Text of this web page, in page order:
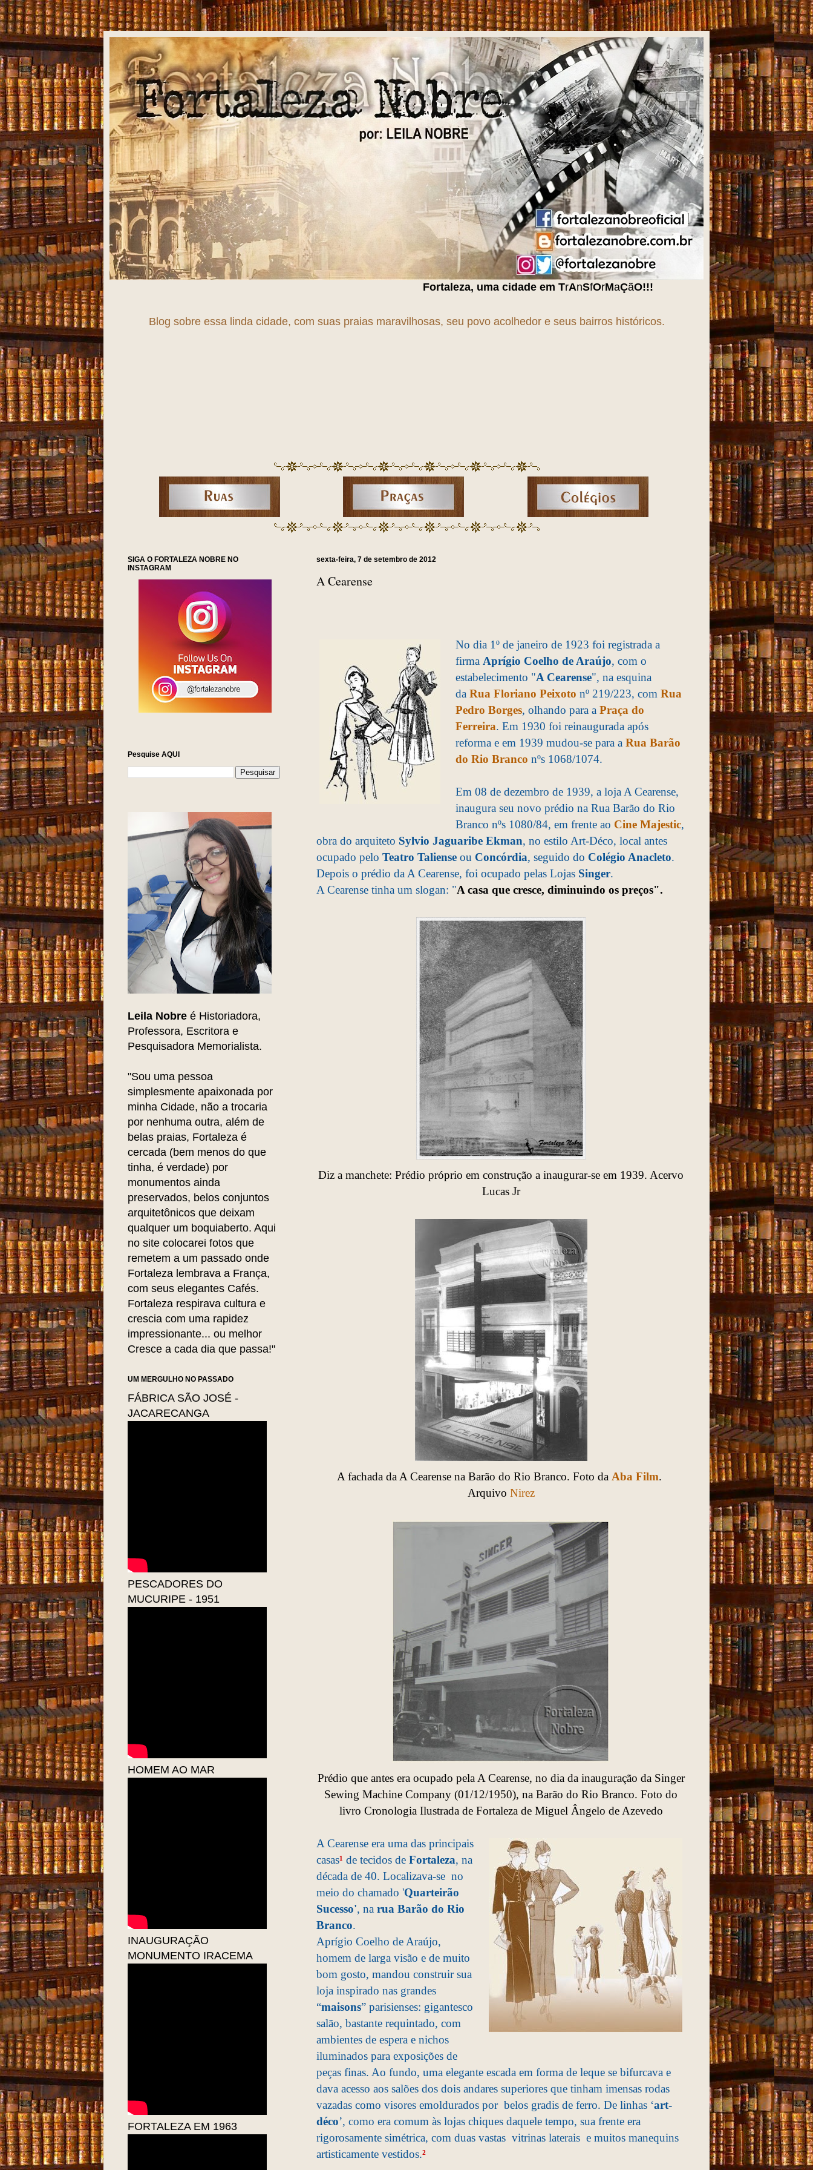
Fortaleza, uma cidade emTr AnSfOrMaÇã O!!!
Blog sobre essa linda cidade, com suas praias maravilhosas, seu povo acolhedor e seus bairros históricos.
sexta-feira, 7 de setembro de 2012
A Cearense
No dia 1º de janeiro de 1923 foi registrada a
firma Aprígio Coelho de Araújo, com o
estabelecimento "A Cearense", na esquina
da Rua Floriano Peixoto nº 219/223, com Rua
Pedro Borges, olhando para a Praça do
Ferreira. Em 1930 foi reinaugurada após
reforma e em 1939 mudou-se para a Rua Barão
do Rio Branco nºs 1068/1074.
Em 08 de dezembro de 1939, a loja A Cearense,
inaugura seu novo prédio na Rua Barão do Rio
Branco nºs 1080/84, em frente ao Cine Majestic,
obra do arquiteto Sylvio Jaguaribe Ekman, no estilo Art-Déco, local antes
ocupado pelo Teatro Taliense ou Concórdia, seguido do Colégio Anacleto.
Depois o prédio da A Cearense, foi ocupado pelas Lojas Singer.
A Cearense tinha um slogan: "A casa que cresce, diminuindo os preços".
Diz a manchete: Prédio próprio em construção a inaugurar-se em 1939. Acervo
Lucas Jr
A fachada da A Cearense na Barão do Rio Branco. Foto da Aba Film.
Arquivo Nirez
Prédio que antes era ocupado pela A Cearense, no dia da inauguração da Singer
Sewing Machine Company (01/12/1950), na Barão do Rio Branco. Foto do
livro Cronologia Ilustrada de Fortaleza de Miguel Ângelo de Azevedo
A Cearense era uma das principais
casas¹ de tecidos de Fortaleza, na
década de 40. Localizava-se no
meio do chamado 'Quarteirão
Sucesso', na rua Barão do Rio
Branco.
Aprígio Coelho de Araújo,
homem de larga visão e de muito
bom gosto, mandou construir sua
loja inspirado nas grandes
“maisons” parisienses: gigantesco
salão, bastante requintado, com
ambientes de espera e nichos
iluminados para exposições de
peças finas. Ao fundo, uma elegante escada em forma de leque se bifurcava e
dava acesso aos salões dos dois andares superiores que tinham imensas rodas
vazadas como visores emoldurados por belos gradis de ferro. De linhas ‘art-
déco’, como era comum às lojas chiques daquele tempo, sua frente era
rigorosamente simétrica, com duas vastas vitrinas laterais e muitos manequins
artisticamente vestidos.²
SIGA O FORTALEZA NOBRE NO
INSTAGRAM
Pesquise AQUI
Leila Nobre é Historiadora,
Professora, Escritora e
Pesquisadora Memorialista.
"Sou uma pessoa
simplesmente apaixonada por
minha Cidade, não a trocaria
por nenhuma outra, além de
belas praias, Fortaleza é
cercada (bem menos do que
tinha, é verdade) por
monumentos ainda
preservados, belos conjuntos
arquitetônicos que deixam
qualquer um boquiaberto. Aqui
no site colocarei fotos que
remetem a um passado onde
Fortaleza lembrava a França,
com seus elegantes Cafés.
Fortaleza respirava cultura e
crescia com uma rapidez
impressionante... ou melhor
Cresce a cada dia que passa!"
UM MERGULHO NO PASSADO
FÁBRICA SÃO JOSÉ -
JACARECANGA
PESCADORES DO
MUCURIPE - 1951
HOMEM AO MAR
INAUGURAÇÃO
MONUMENTO IRACEMA
FORTALEZA EM 1963